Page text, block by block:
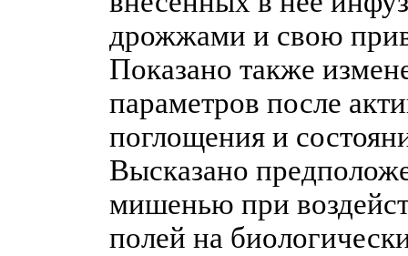
дрожжами и свою
Показано также
параметров после
поглощения и
Высказано
мишенью при
полей на